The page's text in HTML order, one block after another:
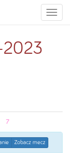
Toggle
2023
7
Zobacz mecz